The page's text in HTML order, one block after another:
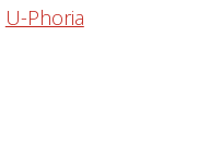
U-Phoria